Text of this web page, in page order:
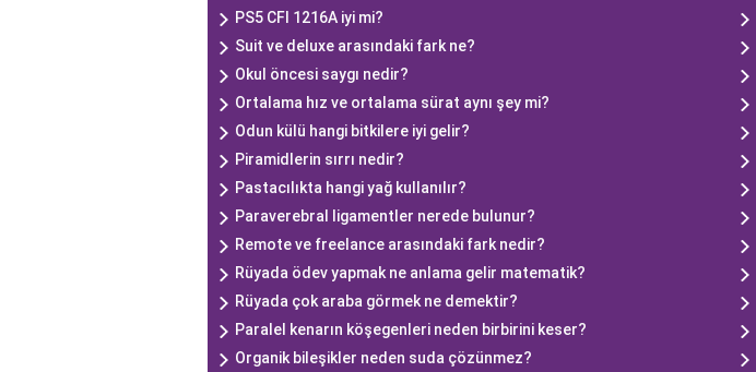
PS5 CFI 1216A iyi mi?
Suit ve deluxe arasındaki fark ne?
Okul öncesi saygı nedir?
Ortalama hız ve ortalama sürat aynı şey mi?
Odun külü hangi bitkilere iyi gelir?
Piramidlerin sırrı nedir?
Pastacılıkta hangi yağ kullanılır?
Paraverebral ligamentler nerede bulunur?
Remote ve freelance arasındaki fark nedir?
Rüyada ödev yapmak ne anlama gelir matematik?
Rüyada çok araba görmek ne demektir?
Paralel kenarın köşegenleri neden birbirini keser?
Organik bileşikler neden suda çözünmez?